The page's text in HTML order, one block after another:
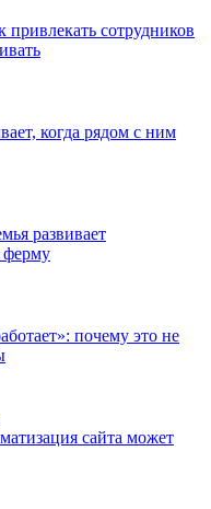
привлекать сотрудников
когда рядом с ним
развивает
ферму
почему это не
сайта может